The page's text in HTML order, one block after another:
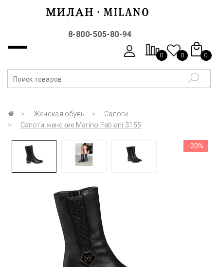
8-800-505-80-94
0 0 0
Женская обувь
Сапоги
Сапоги женские Marino Fabiani 3155
-20%